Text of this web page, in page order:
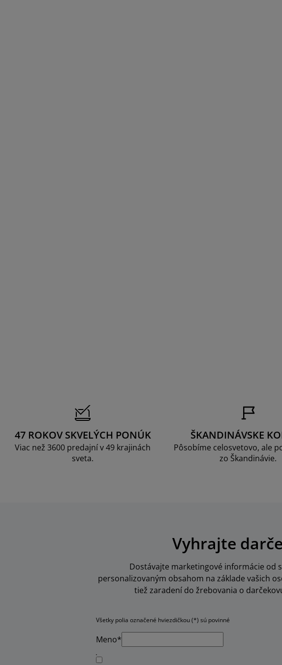
47 ROKOV SKVELÝCH PONÚK
Viac než 3600 predajní v 49 krajinách
sveta.
ŠKANDINÁVSKE
Pôsobíme celosvetovo, ale
zo Škandinávie.
Vyhrajte
Dostávajte marketingové informácie od
personalizovaným obsahom na základe vašich
tiež zaradení do žrebovania o
Všetky polia označené hviezdičkou (*) sú povinné
Meno*